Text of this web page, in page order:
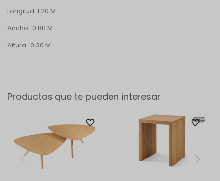
Longitud: 1.20 M
Ancho : 0.80 M
Altura : 0.30 M
Productos que te pueden interesar